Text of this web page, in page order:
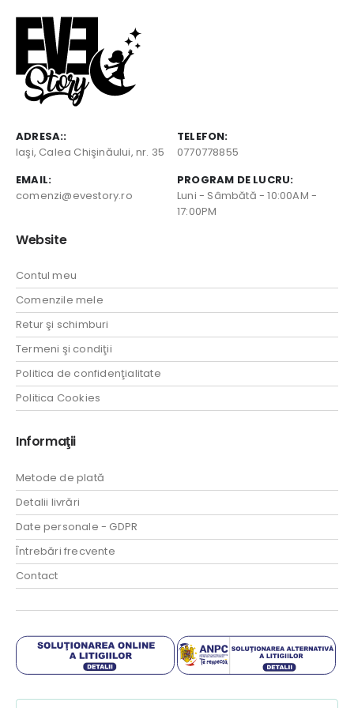
ADRESA::
Iaşi, Calea Chişinăului, nr. 35
TELEFON:
0770778855
EMAIL:
comenzi@evestory.ro
PROGRAM DE LUCRU:
Luni - Sâmbătă - 10:00AM -
17:00PM
Website
Contul meu
Comenzile mele
Retur şi schimburi
Termeni şi condiţii
Politica de confidenţialitate
Politica Cookies
Informaţii
Metode de plată
Detalii livrări
Date personale - GDPR
Întrebări frecvente
Contact